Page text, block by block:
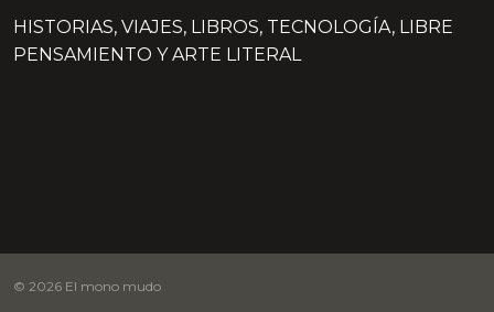
HISTORIAS, VIAJES, LIBROS, TECNOLOGÍA, LIBRE
PENSAMIENTO Y ARTE LITERAL
© 2026 El mono mudo